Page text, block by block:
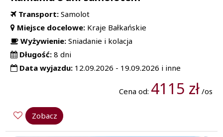
Transport: Samolot
Miejsce docelowe: Kraje Bałkańskie
Wyżywienie: Sniadanie i kolacja
Długość:8 dni
Data wyjazdu: 12.09.2026 - 19.09.2026 i inne
Cena od: 4115 zł/os
Zobacz